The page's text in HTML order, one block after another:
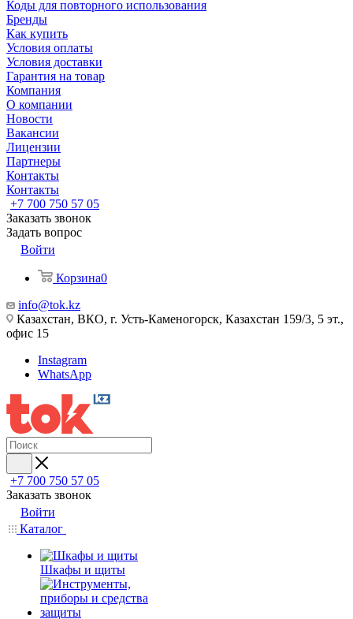
Коды для повторного использования
Бренды
Как купить
Условия оплаты
Условия доставки
Гарантия на товар
Компания
О компании
Новости
Вакансии
Лицензии
Партнеры
Контакты
Контакты
+7 700 750 57 05
Заказать звонок
Задать вопрос
Войти
Корзина0
info@tok.kz
Казахстан, ВКО, г. Усть-Каменогорск, Казахстан 159/3, 5 эт.,
офис 15
Instagram
WhatsApp
+7 700 750 57 05
Заказать звонок
Войти
Каталог
Шкафы и щиты